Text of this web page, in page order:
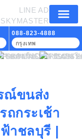
088-823-4888
กรุงเทพ
ณ์ขนส่ง
ถกระเช้า
าชลบุรี |